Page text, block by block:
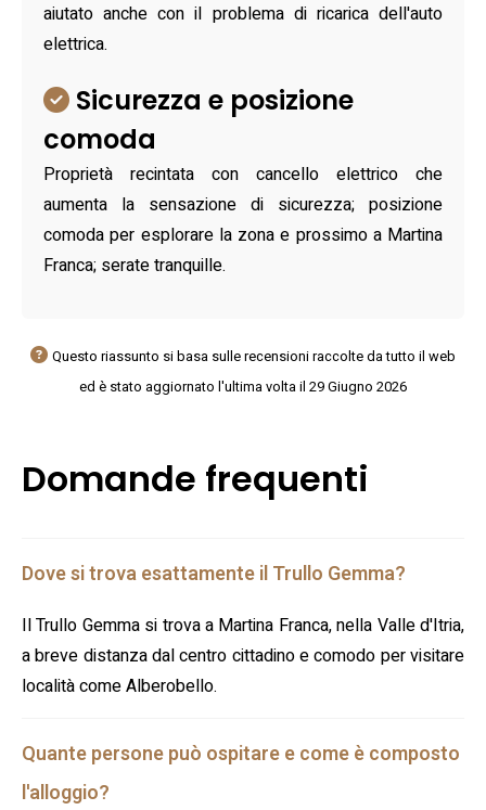
aiutato anche con il problema di ricarica dell'auto
elettrica.
Sicurezza e posizione
comoda
Proprietà recintata con cancello elettrico che
aumenta la sensazione di sicurezza; posizione
comoda per esplorare la zona e prossimo a Martina
Franca; serate tranquille.
Questo riassunto si basa sulle recensioni raccolte da tutto il web
ed è stato aggiornato l'ultima volta il 29 Giugno 2026
Domande frequenti
Dove si trova esattamente il Trullo Gemma?
Il Trullo Gemma si trova a Martina Franca, nella Valle d'Itria,
a breve distanza dal centro cittadino e comodo per visitare
località come Alberobello.
Quante persone può ospitare e come è composto
l'alloggio?